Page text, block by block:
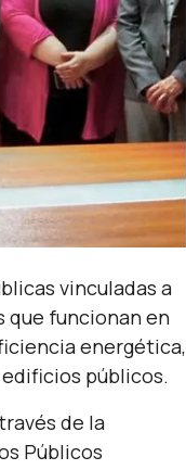
vinculadas a
que funcionan en
energética,
públicos.
de la
Públicos